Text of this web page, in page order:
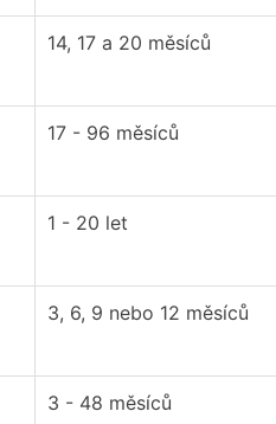
14, 17 a 20 měsíců
17 - 96 měsíců
1 - 20 let
3, 6, 9 nebo 12 měsíců
3 - 48 měsíců